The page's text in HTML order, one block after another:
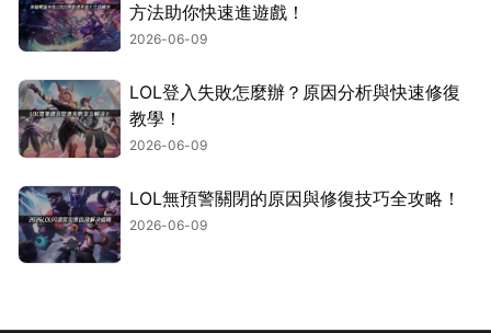
方法助你快速進遊戲！
2026-06-09
LOL登入失敗怎麼辦？原因分析與快速修復
教學！
2026-06-09
LOL無預警關閉的原因與修復技巧全攻略！
2026-06-09